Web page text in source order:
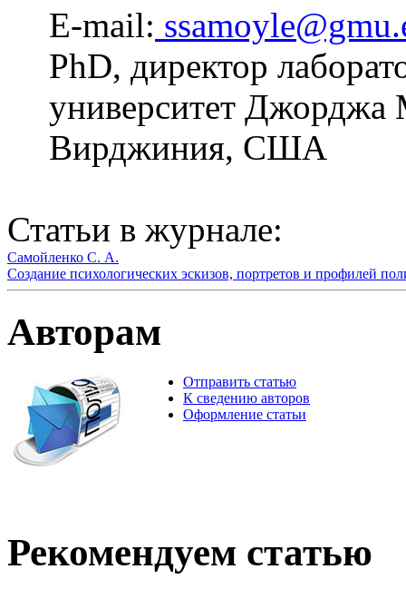
E-mail:
PhD, директор
университет Джорджа
Вирджиния, США
Статьи в журнале:
Самойленко С. А.
Создание психологических эскизов, портретов и профилей
Авторам
Отправить статью
К сведению авторов
Оформление статьи
Рекомендуем статью